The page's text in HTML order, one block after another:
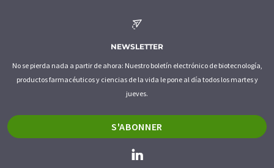
NEWSLETTER
No se pierda nada a partir de ahora: Nuestro boletín electrónico de biotecnología,
productos farmacéuticos y ciencias de la vida le pone al día todos los martes y
jueves.
S'ABONNER